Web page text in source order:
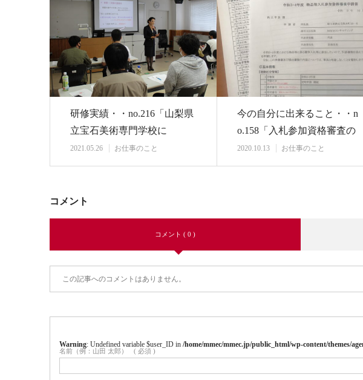
研修実績・・no.216「山梨県
立宝石美術専門学校に
て、“就活セミナ…
2021.05.26 お仕事のこと
今の自分に出来ること・・n
o.158「入札参加資格審査の
更新申請して…
2020.10.13 お仕事のこと
コメント
コメント ( 0 )
この記事へのコメントはありません。
Warning : Undefined variable $user_ID in /home/mmec/mmec.jp/public_html/wp-content/themes/
名前（例：山田 太郎） ( 必須 )